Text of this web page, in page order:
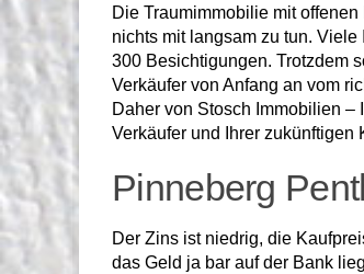
Die Traumimmobilie mit
nichts mit langsam zu tun.
300 Besichtigungen. Trotzdem
Verkäufer von Anfang an vom
Daher von Stosch Immobilien
Verkäufer und Ihrer
Pinneberg
Der Zins ist niedrig, die
das Geld ja bar auf der Bank